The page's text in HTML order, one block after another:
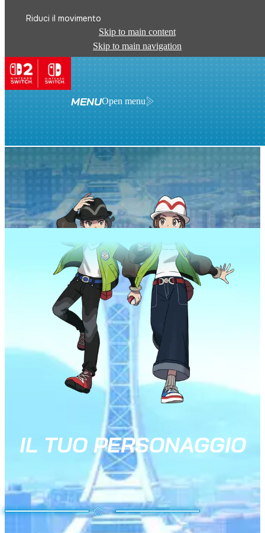
Riduci il movimento
Skip to main content
Skip to main navigation
MENUOpen menu
I PERSONAGGI
IL TUO PERSONAGGIO